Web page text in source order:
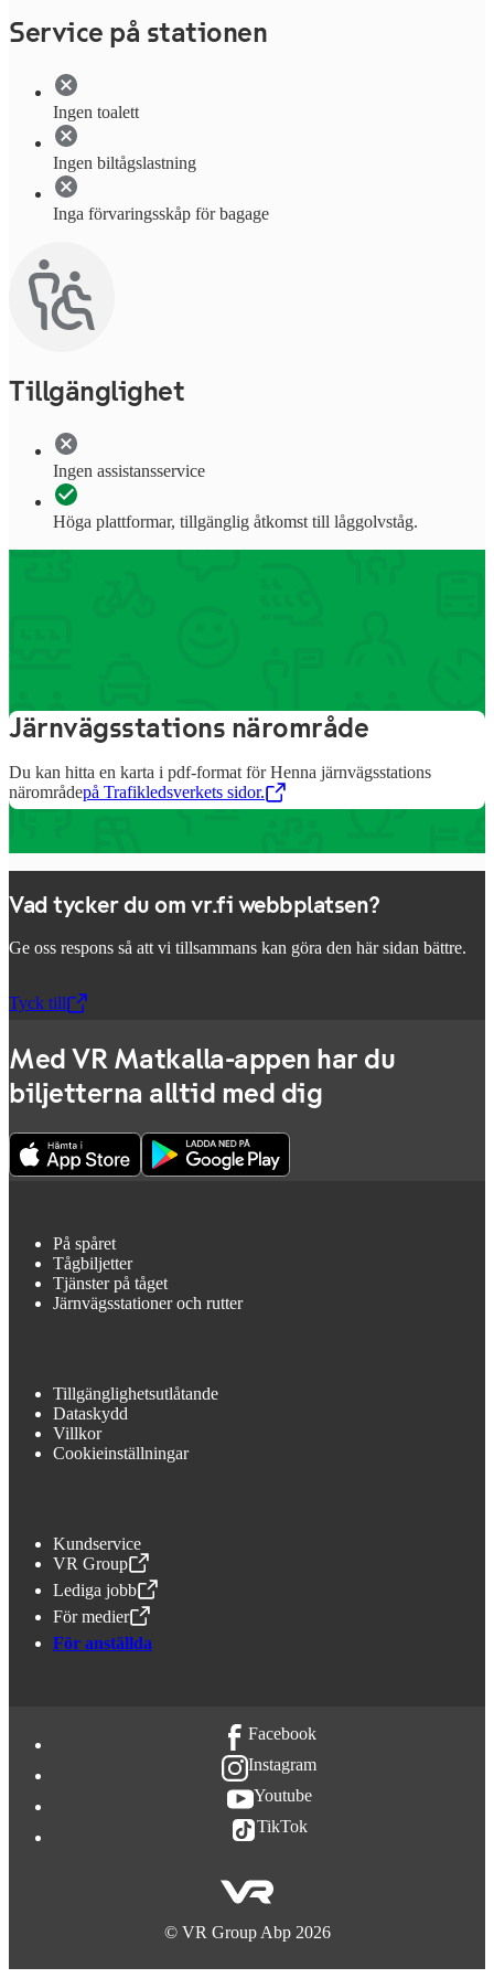
Service på stationen
Ingen toalett
Ingen biltågslastning
Inga förvaringsskåp för bagage
Tillgänglighet
Ingen assistansservice
Höga plattformar, tillgänglig åtkomst till låggolvståg.
Järnvägsstations närområde
Du kan hitta en karta i pdf-format för Henna järnvägsstations
närområdepå Trafikledsverkets sidor.
,Öppnas i en ny flik
Vad tycker du om vr.fi webbplatsen?
Ge oss respons så att vi tillsammans kan göra den här sidan bättre.
Tyck till
,Öppnas i en ny flik
Med VR Matkalla-appen har du
biljetterna alltid med dig
På spåret
Tågbiljetter
Tjänster på tåget
Järnvägsstationer och rutter
Tillgänglighetsutlåtande
Dataskydd
Villkor
Cookieinställningar
Kundservice
VR Group
,Öppnas i en ny flik
Lediga jobb
,Öppnas i en ny flik
För medier
,Öppnas i en ny flik
För anställda
Facebook
Instagram
Youtube
TikTok
© VR Group Abp 2026